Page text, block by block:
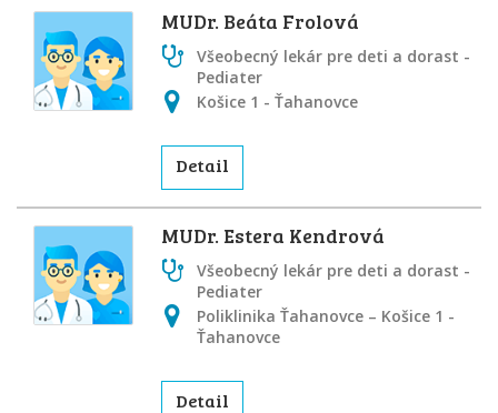
MUDr. Beáta Frolová
Všeobecný lekár pre deti a dorast -
Pediater
Košice 1 - Ťahanovce
Detail
MUDr. Estera Kendrová
Všeobecný lekár pre deti a dorast -
Pediater
Poliklinika Ťahanovce – Košice 1 -
Ťahanovce
Detail